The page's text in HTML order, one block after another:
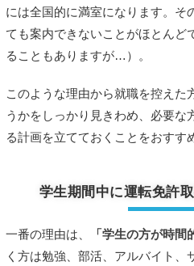
には全国的に満室になります。そ
ても案内できないことがほとんど
ることもありますが…）。
このような理由から就職を控えた
うかをしっかり見きわめ、必要な
る計画を立てておくことをおすす
学生期間中に運転免許
一番の理由は、 「学生の方が時間
く方は勉強、部活、アルバイト